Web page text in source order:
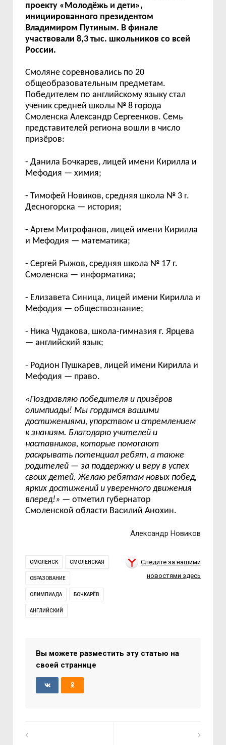
проекту «Молодёжь и дети»,
инициированного президентом
Владимиром Путиным. В финале
участвовали 8,3 тыс. школьников со всей
России.
Смоляне соревновались по 20
общеобразовательным предметам.
Победителем по английскому языку стал
ученик средней школы № 8 города
Смоленска Александр Сергеенков. Семь
представителей региона вошли в число
призёров:
- Данила Бочкарев, лицей имени Кирилла и
Мефодия — химия;
- Тимофей Новиков, средняя школа № 3 г.
Десногорска — история;
- Артем Митрофанов, лицей имени Кирилла
и Мефодия — математика;
- Сергей Рыжов, средняя школа № 17 г.
Смоленска — информатика;
- Елизавета Синица, лицей имени Кирилла и
Мефодия — обществознание;
- Ника Чудакова, школа-гимназия г. Ярцева
— английский язык;
- Родион Пушкарев, лицей имени Кирилла и
Мефодия — право.
«Поздравляю победителя и призёров
олимпиады! Мы гордимся вашими
достижениями, упорством и стремлением
к знаниям. Благодарю учителей и
наставников, которые помогают
раскрывать потенциал ребят, а также
родителей — за поддержку и веру в успех
своих детей. Желаю ребятам новых побед,
ярких достижений и уверенного движения
вперед!» — отметил губернатор
Смоленской области Василий Анохин.
Александр Новиков
СМОЛЕНСК СМОЛЕНСКАЯ
ОБРАЗОВАНИЕ
ОЛИМПИАДА БОЧКАРЁВ
АНГЛИЙСКИЙ
Следите за нашими
новостями здесь
Вы можете разместить эту статью на
своей странице